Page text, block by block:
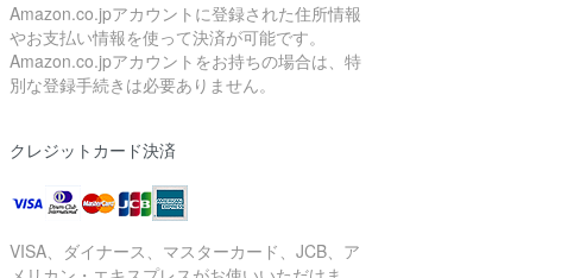
Amazon.co.jpアカウントに登録された住所情報
やお支払い情報を使って決済が可能です。
Amazon.co.jpアカウントをお持ちの場合は、特
別な登録手続きは必要ありません。
クレジットカード決済
VISA、ダイナース、マスターカード、JCB、ア